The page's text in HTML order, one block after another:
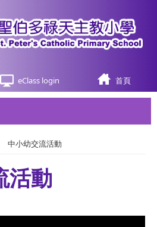
eClass login 首頁
中小幼交流活動
活動